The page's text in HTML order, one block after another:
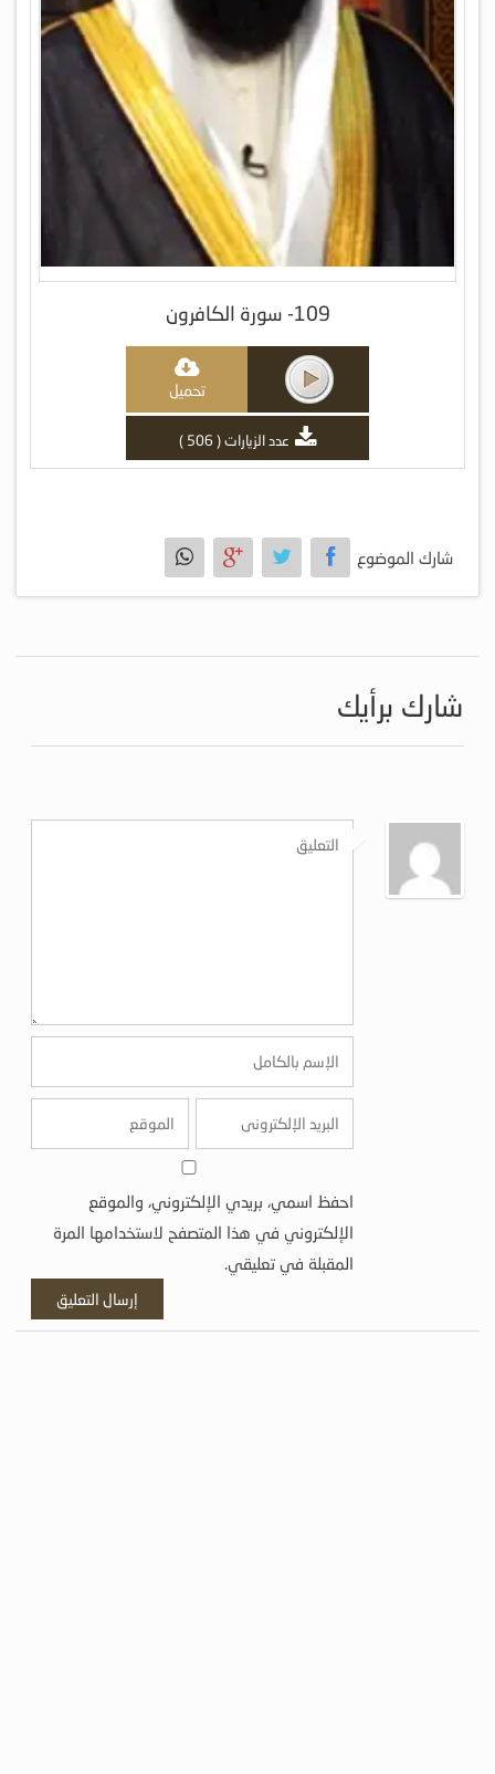
109- سورة الكافرون
تحميل
عدد الزيارات ( 506 )
شارك الموضوع
شارك برأيك
احفظ اسمي، بريدي الإلكتروني، والموقع
الإلكتروني في هذا المتصفح لاستخدامها المرة
المقبلة في تعليقي.